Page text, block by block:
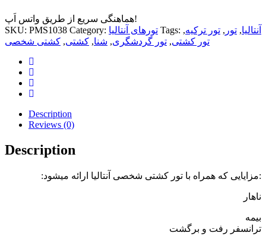
هماهنگی سریع از طریق واتس اَپ!
SKU: PMS1038 Category: تورهای آنتالیا Tags: آنتالیا, تور , تور ترکیه,
تور کشتی, تور گردشگری, شنا, کشتی, کشتی شخصی
Description
Reviews (0)
Description
:مزایایی که همراه با تور کشتی شخصی آنتالیا ارائه میشود:
ناهار
بیمه
ترانسفر رفت و برگشت